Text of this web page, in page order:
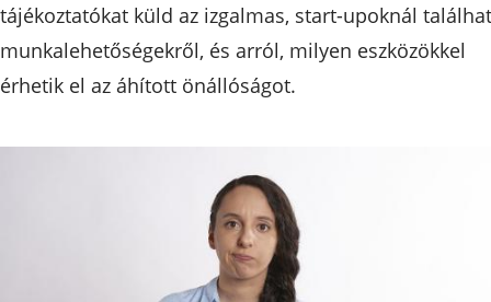
tájékoztatókat küld az izgalmas, start-upoknál
munkalehetőségekről, és arról, milyen eszközökkel
érhetik el az áhított önállóságot.